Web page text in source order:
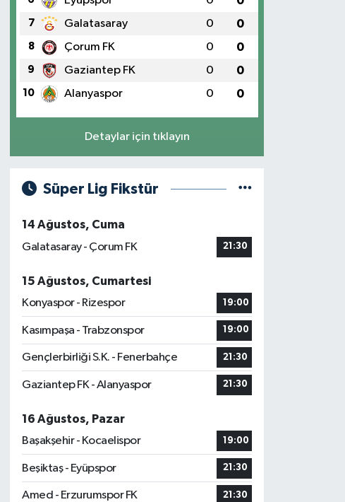
7 Galatasaray 0 0
8 Çorum FK 0 0
9 Gaziantep FK 0 0
10 Alanyaspor 0 0
Detaylar için tıklayın
Süper Lig Fikstür
14 Ağustos, Cuma
Galatasaray - Çorum FK
21:30
15 Ağustos, Cumartesi
Konyaspor - Rizespor
19:00
Kasımpaşa - Trabzonspor 19:00
Gençlerbirliği S.K. - Fenerbahçe 21:30
Gaziantep FK - Alanyaspor 21:30
16 Ağustos, Pazar
Başakşehir - Kocaelispor
19:00
Beşiktaş - Eyüpspor 21:30
Amed - Erzurumspor FK 21:30